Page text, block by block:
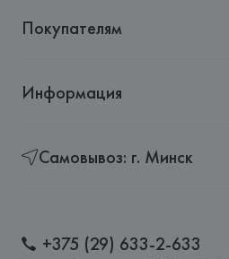
Покупателям
Информация
Самовывоз: г. Минск
+375 (29) 633-2-633